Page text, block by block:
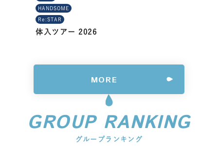
HANDSOME
Re:STAR
体入ツアー 2026
MORE
GROUP RANKING
グループランキング